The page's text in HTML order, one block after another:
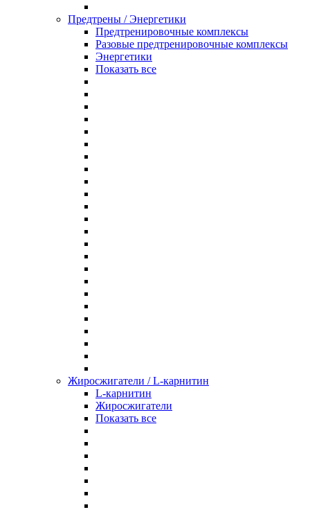
Предтрены / Энергетики
Предтренировочные комплексы
Разовые предтренировочные комплексы
Энергетики
Показать все
Жиросжигатели / L-карнитин
L-карнитин
Жиросжигатели
Показать все